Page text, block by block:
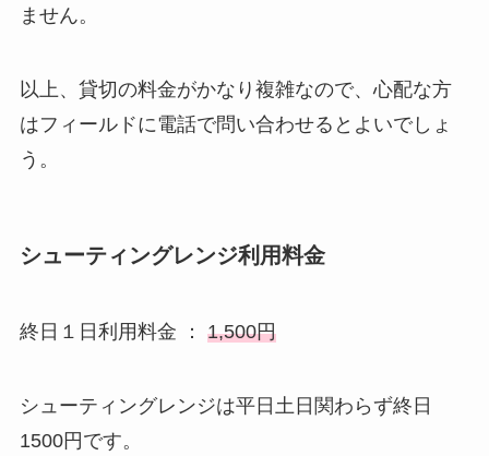
ません。
以上、貸切の料金がかなり複雑なので、心配な方
はフィールドに電話で問い合わせるとよいでしょ
う。
シューティングレンジ利用料金
終日１日利用料金 ： 1,500円
シューティングレンジは平日土日関わらず終日
1500円です。